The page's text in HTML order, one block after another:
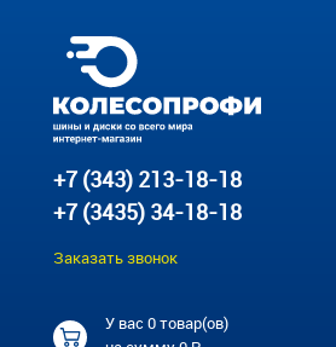
+7 (343) 213-18-18
+7 (3435) 34-18-18
Заказать звонок
У вас0 товар(ов)